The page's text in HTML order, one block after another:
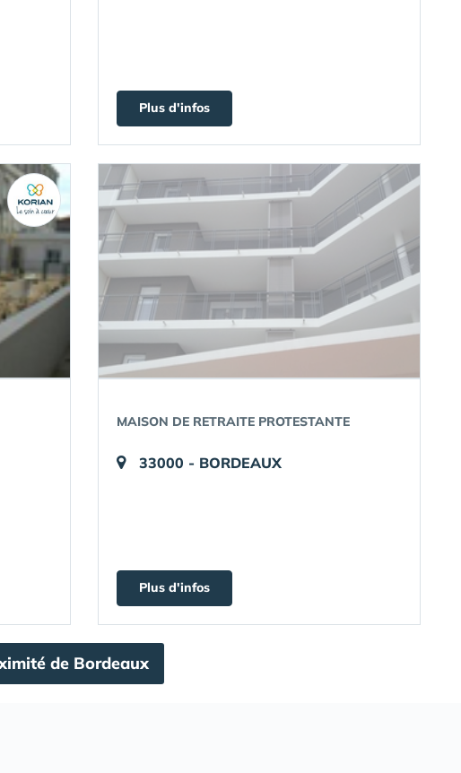
Plus d'infos
MAISON DE RETRAITE PROTESTANTE
33000 - BORDEAUX
Plus d'infos
de Bordeaux